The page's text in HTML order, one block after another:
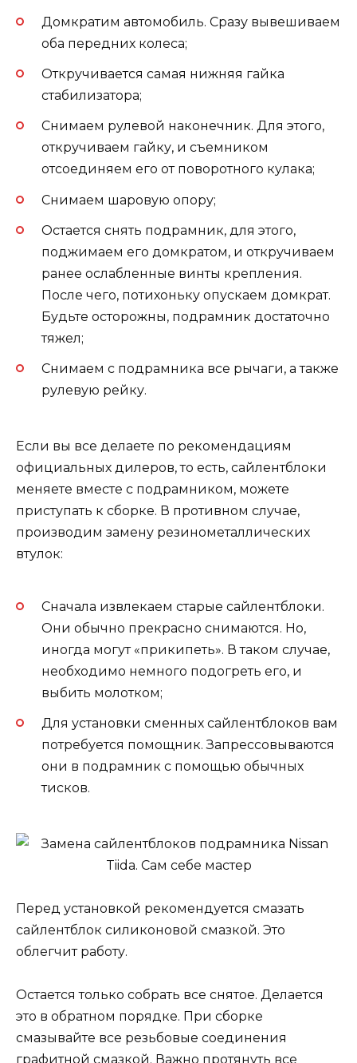
Домкратим автомобиль. Сразу вывешиваем
оба передних колеса;
Откручивается самая нижняя гайка
стабилизатора;
Снимаем рулевой наконечник. Для этого,
откручиваем гайку, и съемником
отсоединяем его от поворотного кулака;
Снимаем шаровую опору;
Остается снять подрамник, для этого,
поджимаем его домкратом, и откручиваем
ранее ослабленные винты крепления.
После чего, потихоньку опускаем домкрат.
Будьте осторожны, подрамник достаточно
тяжел;
Снимаем с подрамника все рычаги, а также
рулевую рейку.
Если вы все делаете по рекомендациям
официальных дилеров, то есть, сайлентблоки
меняете вместе с подрамником, можете
приступать к сборке. В противном случае,
производим замену резинометаллических
втулок:
Сначала извлекаем старые сайлентблоки.
Они обычно прекрасно снимаются. Но,
иногда могут «прикипеть». В таком случае,
необходимо немного подогреть его, и
выбить молотком;
Для установки сменных сайлентблоков вам
потребуется помощник. Запрессовываются
они в подрамник с помощью обычных
тисков.
Перед установкой рекомендуется смазать
сайлентблок силиконовой смазкой. Это
облегчит работу.
Остается только собрать все снятое. Делается
это в обратном порядке. При сборке
смазывайте все резьбовые соединения
графитной смазкой. Важно протянуть все